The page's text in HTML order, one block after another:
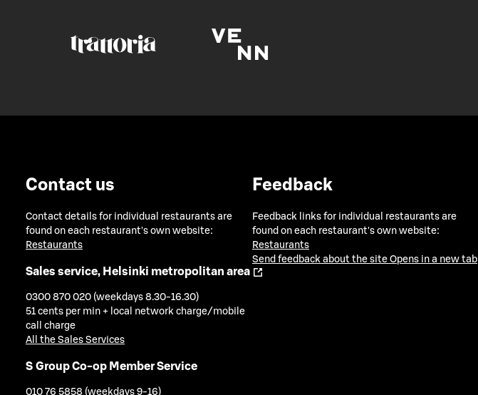
Contact us
Contact details for individual restaurants are
found on each restaurant's own website:
Restaurants
Sales service, Helsinki metropolitan area
0300 870 020 (weekdays 8.30-16.30)
51 cents per min + local network charge/mobile
call charge
All the Sales Services
S Group Co-op Member Service
010 76 5858 (weekdays 9-16)
Feedback
Feedback links for individual restaurants are
found on each restaurant's own website:
Restaurants
Send feedback about the site Opens in a new tab